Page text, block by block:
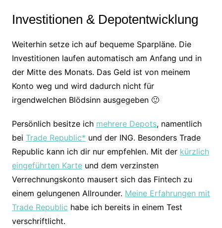
Investitionen & Depotentwicklung
Weiterhin setze ich auf bequeme Sparpläne. Die
Investitionen laufen automatisch am Anfang und in
der Mitte des Monats. Das Geld ist von meinem
Konto weg und wird dadurch nicht für
irgendwelchen Blödsinn ausgegeben 🙂
Persönlich besitze ich mehrere Depots, namentlich
bei Trade Republic* und der ING. Besonders Trade
Republic kann ich dir nur empfehlen. Mit der kürzlich
eingeführten Karteund dem verzinsten
Verrechnungskonto mausert sich das Fintech zu
einem gelungenen Allrounder. Meine Erfahrungen mit
Trade Republic habe ich bereits in einem Test
verschriftlicht.